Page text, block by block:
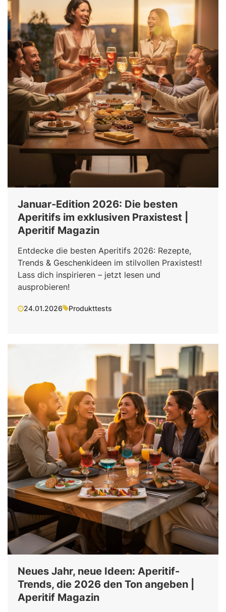
Januar-Edition 2026: Die besten
Aperitifs im exklusiven Praxistest |
Aperitif Magazin
Entdecke die besten Aperitifs 2026: Rezepte,
Trends & Geschenkideen im stilvollen Praxistest!
Lass dich inspirieren – jetzt lesen und
ausprobieren!
24.01.2026 Produkttests
Neues Jahr, neue Ideen: Aperitif-
Trends, die 2026 den Ton angeben |
Aperitif Magazin